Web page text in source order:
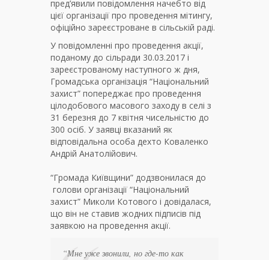
пред’явили повідомлення начебто від
цієї організації про проведення мітингу,
офіційно зареєстроване в сільській раді.
У повідомленні про проведення акції,
поданому до сільради 30.03.2017 і
зареєстрованому наступного ж дня,
Громадська організація “Національний
захист” попереджає про проведення
цілодобового масового заходу в селі з
31 березня до 7 квітня чисельністю до
300 осіб. У заявці вказаний як
відповідальна особа дехто Коваленко
Андрій Анатолійович.
“Громада Київщини” додзвонилася до
голови організації “Національний
захист” Миколи Котового і довідалася,
що він не ставив жодних підписів під
заявкою на проведення акції.
“Мне уже звонили, но где-то как